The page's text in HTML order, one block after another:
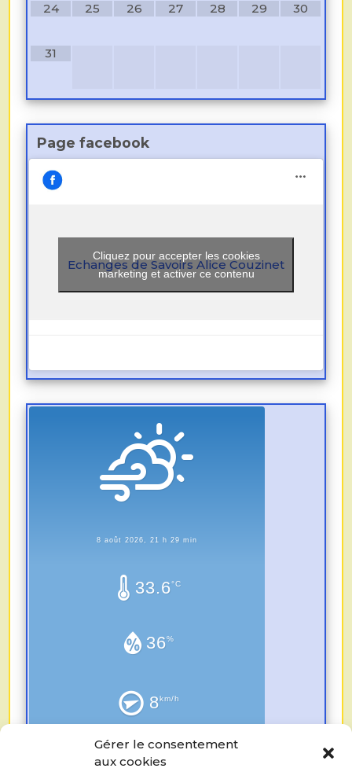
Gérer le consentement
aux cookies
24 25 26 27 28 29 30
31
Page facebook
Echanges de Savoirs Alice Couzinet
Cliquez pour accepter les cookies
marketing et activer ce contenu
8 août 2026, 21 h 29 min
33.6°C
36%
8km/h
0.0